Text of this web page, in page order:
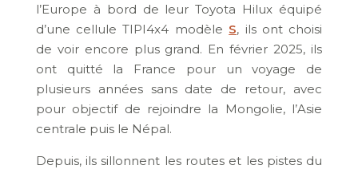
l’Europe à bord de leur Toyota Hilux équipé
d’une cellule TIPI4x4 modèle S, ils ont choisi
de voir encore plus grand. En février 2025, ils
ont quitté la France pour un voyage de
plusieurs années sans date de retour, avec
pour objectif de rejoindre la Mongolie, l’Asie
centrale puis le Népal.
Depuis, ils sillonnent les routes et les pistes du